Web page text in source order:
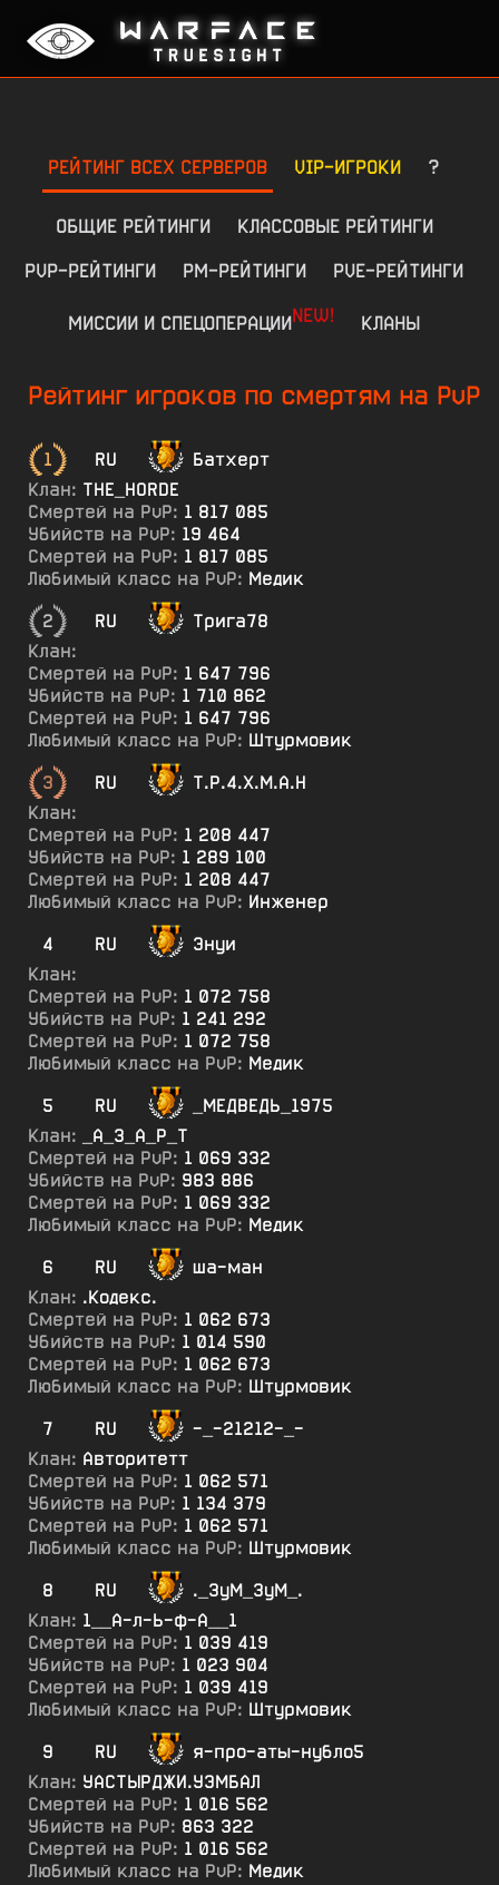
РЕЙТИНГ ВСЕХ СЕРВЕРОВ VIP-ИГРОКИ ?
ОБЩИЕ РЕЙТИНГИ
КЛАССОВЫЕ РЕЙТИНГИ
PVP-РЕЙТИНГИ
РМ-РЕЙТИНГИ PVE-РЕЙТИНГИ
МИССИИ И СПЕЦОПЕРАЦИИNEW! КЛАНЫ
Рейтинг игроков по смертям на PvP
1 RU
Батхерт
Клан: THE_HORDE
Смертей на PvP: 1 817 085
Убийств на PvP: 19 464
Смертей на PvP: 1 817 085
Любимый класс на PvP: Медик
2
RU
Трига78
Клан:
Смертей на PvP: 1 647 796
Убийств на PvP: 1 710 862
Смертей на PvP: 1 647 796
Любимый класс на PvP: Штурмовик
3
RU
Т.Р.4.Х.М.А.Н
Клан:
Смертей на PvP: 1 208 447
Убийств на PvP: 1 289 100
Смертей на PvP: 1 208 447
Любимый класс на PvP: Инженер
4
RU
Энуи
Клан:
Смертей на PvP: 1 072 758
Убийств на PvP: 1 241 292
Смертей на PvP: 1 072 758
Любимый класс на PvP: Медик
5
RU
_МЕДВЕДЬ_1975
Клан:
_А_З_А_Р_Т
Смертей на PvP: 1 069 332
Убийств на PvP: 983 886
Смертей на PvP: 1 069 332
Любимый класс на PvP: Медик
6
RU
ша-ман
Клан: .Кодекс.
Смертей на PvP: 1 062 673
Убийств на PvP: 1 014 590
Смертей на PvP: 1 062 673
Любимый класс на PvP: Штурмовик
7
RU
-_-21212-_-
Клан: Авторитетт
Смертей на PvP: 1 062 571
Убийств на PvP: 1 134 379
Смертей на PvP: 1 062 571
Любимый класс на PvP: Штурмовик
8
RU
._ЗуМ_ЗуМ_.
Клан: 1__А-л-Ь-ф-А__1
Смертей на PvP: 1 039 419
Убийств на PvP: 1 023 904
Смертей на PvP: 1 039 419
Любимый класс на PvP: Штурмовик
9
RU
я-про-аты-нубло5
Клан: УАСТЫРДЖИ.УЭМБАЛ
Смертей на PvP: 1 016 562
Убийств на PvP: 863 322
Смертей на PvP: 1 016 562
Любимый класс на PvP: Медик